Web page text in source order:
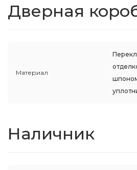
Дверная
Материал
Наличник